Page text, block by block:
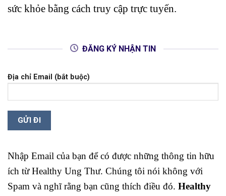
sức khỏe bằng cách truy cập trực tuyến.
ĐĂNG KÝ NHẬN TIN
Địa chỉ Email (bắt buộc)
Nhập Email của bạn để có được những thông tin hữu
ích từ Healthy Ung Thư. Chúng tôi nói không với
Spam và nghĩ rằng bạn cũng thích điều đó. Healthy